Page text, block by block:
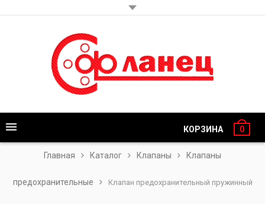
КОРЗИНА 0
Главная Каталог Клапаны Клапаны
предохранительные Клапан предохранительный пружинный